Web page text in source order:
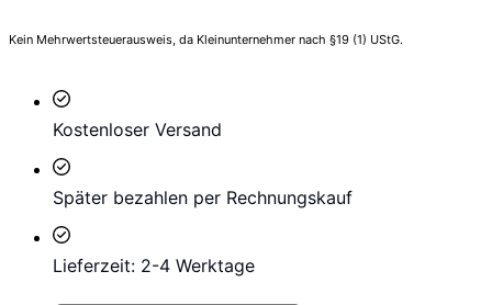
Kein Mehrwertsteuerausweis, da Kleinunternehmer nach §19 (1) UStG.
Kostenloser Versand
Später bezahlen per Rechnungskauf
Lieferzeit: 2-4 Werktage